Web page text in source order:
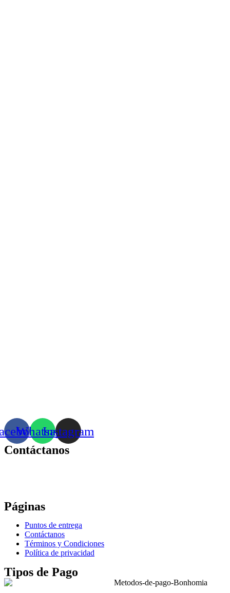
WhatsappInstagram
Contáctanos
Páginas
Puntos de entrega
Contáctanos
Términos y Condiciones
Política de privacidad
Tipos de Pago